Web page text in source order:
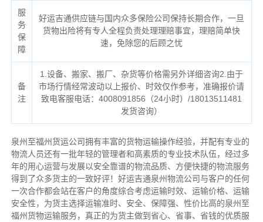
服
务
保
障
好运吉通供应链与国内众多保险公司保持长期合作，一旦
货物出险将有专人全程负责处理理赔事宜，理赔简单快
速，免除您的后顾之忧
备
注
1.设备、搬家、搬厂、杂货等价格需另外详细咨询2.由于
市场行情经常波动以上报价、时效仅作参考，准确报价请
致电客服电话：4008091856（24小时）/18013511481
发货咨询）
泉州至福州货运公司拥有丰富的货物运输操作经验，并配有专业的
物流人员还有一批年轻的管理者和高素质的专业技术队伍，经过多
年的用心运营与发展以安全靠谱的物流品质、方便快捷的物流服务
得到了众多货主的一致好评！好运吉通泉州物流公司与客户的任何
一次合作都会站在客户的角度综合考虑运输时效、运输价格、运输
安全性，为货主选择运输准时、安全、保障强、性价比高的泉州至
福州货物运输服务，真正的为货主做到省心、省事、省钱的优质服